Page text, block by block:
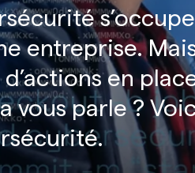
entreprise.
en
vous parle ?